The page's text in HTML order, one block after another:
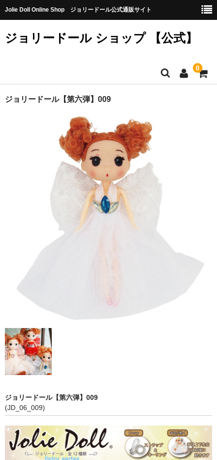
Jolie Doll Online Shop ジョリードール公式通販サイト
ジョリードール ショップ 【公式】
0
HOME
【購入特典】不良品10個（無料）
【プリンセスシリーズ】
【第三弾】
【第二弾】
【第一弾】
PINK
RED
BLUE
YELLOW
PURPLE
ジョリードール【第六弾】009
ジョリードール【第六弾】009
(JD_06_009)